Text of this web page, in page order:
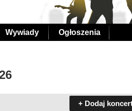
Wywiady Ogłoszenia
+ Dodaj